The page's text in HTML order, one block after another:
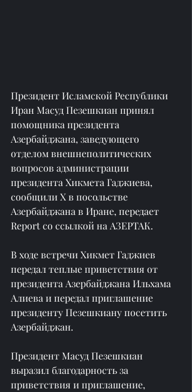
Президент Исламской Республики
Иран Масуд Пезешкиан принял
помощника президента
Азербайджана, заведующего
отделом внешнеполитических
вопросов администрации
президента Хикмета Гаджиева,
сообщили X в посольстве
Азербайджана в Иране, передает
Report со ссылкой на АЗЕРТАК.
В ходе встречи Хикмет Гаджиев
передал теплые приветствия от
президента Азербайджана Ильхама
Алиева и передал приглашение
президенту Пезешкиану посетить
Азербайджан.
Президент Масуд Пезешкиан
выразил благодарность за
приветствия и приглашение,